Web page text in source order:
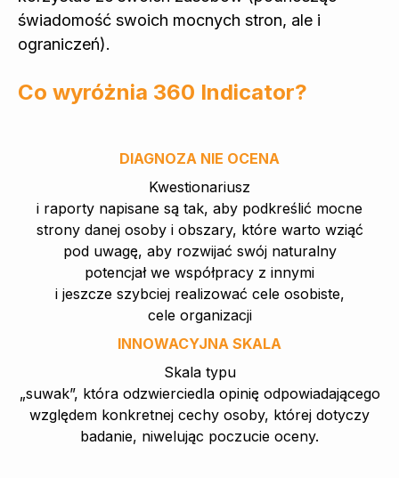
świadomość swoich mocnych stron, ale i
ograniczeń).
Co wyróżnia 360 Indicator?
DIAGNOZA NIE OCENA
Kwestionariusz
i raporty napisane są tak, aby podkreślić mocne
strony danej osoby i obszary, które warto wziąć
pod uwagę, aby rozwijać swój naturalny
potencjał we współpracy z innymi
i jeszcze szybciej realizować cele osobiste,
cele organizacji
INNOWACYJNA SKALA
Skala typu
„suwak”, która odzwierciedla opinię odpowiadającego
względem konkretnej cechy osoby, której dotyczy
badanie, niwelując poczucie oceny.